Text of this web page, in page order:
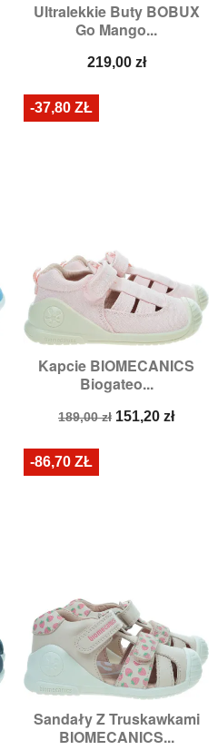
Ultralekkie Buty BOBUX
Go Mango...
Cena
219,00 zł
Kapcie BIOMECANICS
Biogateo...
Cena
189,00 zł Cena
151,20 zł
-37,80 ZŁ
Sandały Z Truskawkami
BIOMECANICS...
-86,70 ZŁ